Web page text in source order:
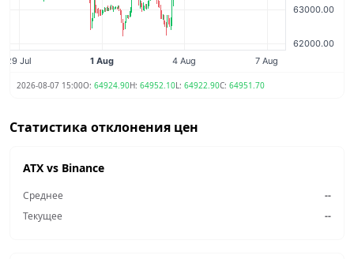
2026-08-07 15:00O: 64924.90H: 64952.10L: 64922.90C: 64951.70
Статистика отклонения цен
ATX vs Binance
Среднее
--
Текущее
--